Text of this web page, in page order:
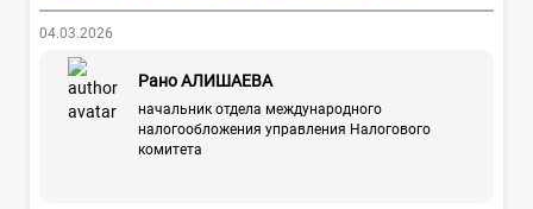
04.03.2026
Рано АЛИШАЕВА
начальник отдела международного
налогообложения управления Налогового
комитета